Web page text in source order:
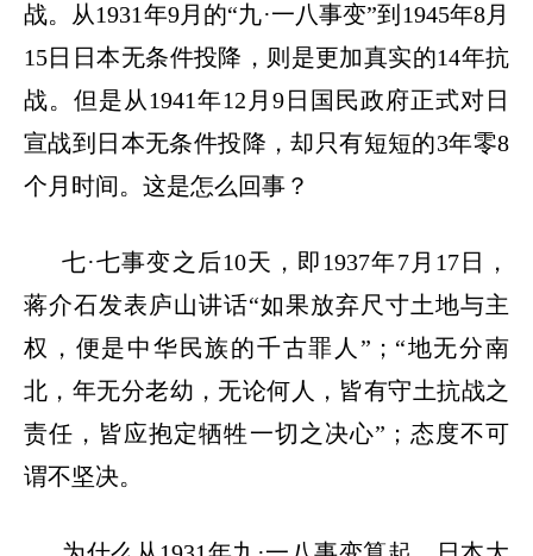
战。从1931年9月的“九·一八事变”到1945年8月
15日日本无条件投降，则是更加真实的14年抗
战。但是从1941年12月9日国民政府正式对日
宣战到日本无条件投降，却只有短短的3年零8
个月时间。这是怎么回事？
七·七事变之后10天，即1937年7月17日，
蒋介石发表庐山讲话“如果放弃尺寸土地与主
权，便是中华民族的千古罪人”；“地无分南
北，年无分老幼，无论何人，皆有守土抗战之
责任，皆应抱定牺牲一切之决心”；态度不可
谓不坚决。